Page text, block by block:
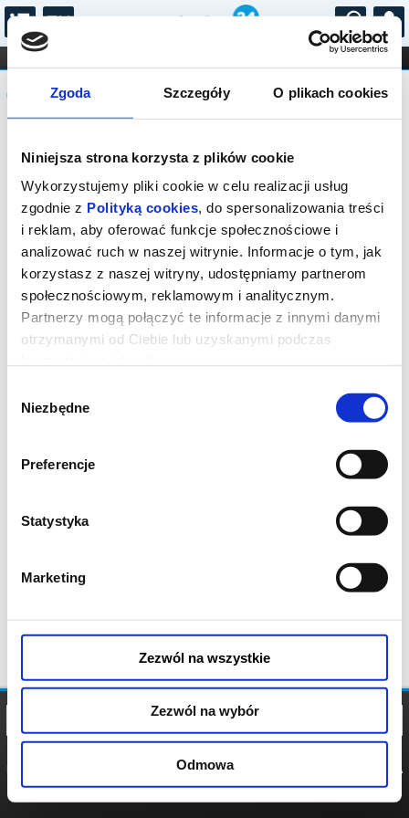
Zgoda Szczegóły O plikach cookies
Niniejsza strona korzysta z plików cookie
Wykorzystujemy pliki cookie w celu realizacji usług
zgodnie z Polityką cookies, do spersonalizowania treści
i reklam, aby oferować funkcje społecznościowe i
analizować ruch w naszej witrynie. Informacje o tym, jak
korzystasz z naszej witryny, udostępniamy partnerom
społecznościowym, reklamowym i analitycznym.
Partnerzy mogą połączyć te informacje z innymi danymi
otrzymanymi od Ciebie lub uzyskanymi podczas
zgody
Niezbędne
Preferencje
Statystyka
Marketing
Zezwól na wszystkie
Zezwól na wybór
Odmowa
...
FILHARMONIA OPERA I BALET
STAND-UP
DLA DZIECI
Komunikat
Sprzedaż biletów on-line na wydarzenie
została zakończona.
POLITYKA
POLITYKA